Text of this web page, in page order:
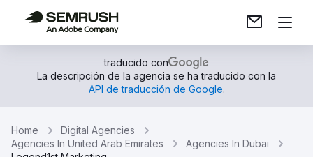
traducido con
La descripción de la agencia se ha traducido con la
API de traducción de Google.
Home
Digital Agencies
Agencies In United Arab Emirates
Agencies In Dubai